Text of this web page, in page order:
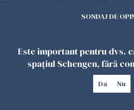
aproape de cetățenii săi
31 MAI 2026
SONDAJ DE
Este important pentru dvs.
spațiul Schengen, fără
Da Nu